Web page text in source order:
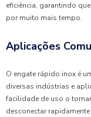
eficiência, garantindo
por muito mais tempo.
Aplicações
O engate rápido inox é
diversas indústrias e
facilidade de uso o
desconectar